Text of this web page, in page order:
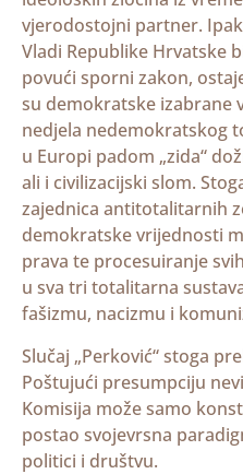
vjerodostojni partner.
Vladi Republike Hrvatske
povući sporni zakon,
su demokratske izabrane
nedjela nedemokratskog
u Europi padom „zida“
ali i civilizacijski slom.
zajednica antitotalitarnih
demokratske vrijednosti
prava te procesuiranje
u sva tri totalitarna
fašizmu, nacizmu i
Slučaj „Perković“ stoga
Poštujući presumpciju
Komisija može samo
postao svojevrsna
politici i društvu.